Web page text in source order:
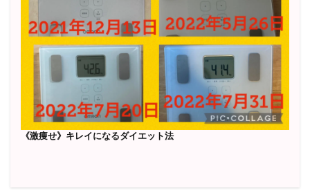
《激痩せ》キレイになるダイエット法